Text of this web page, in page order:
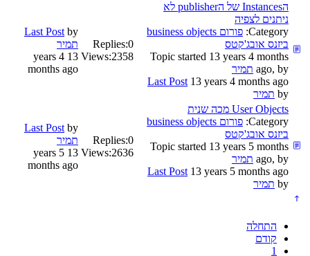
הInstances של הpublisher לא
ניתנים לצפיה
Category:
פורום business objects
ביזנס אובג'קטס
Topic started 13 years 4 months
ago, by תמיר
Last Post 13 years 4 months ago
by תמיר
Replies:0
Views:2358
Last Post by
תמיר
13 years 4
months ago
User Objects מכה שנית
Category:
פורום business objects
ביזנס אובג'קטס
Topic started 13 years 5 months
ago, by תמיר
Last Post 13 years 5 months ago
by תמיר
Replies:0
Views:2636
Last Post by
תמיר
13 years 5
months ago
התחלה
קודם
1